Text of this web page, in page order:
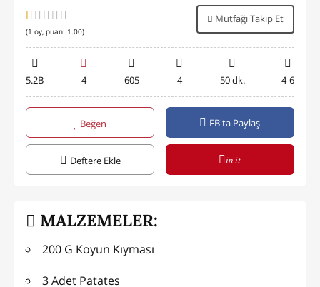
(1 oy, puan: 1.00)
Mutfağı Takip Et
5.2B 4 605 4 50 dk. 4-6
Beğen FB'ta Paylaş
Deftere Ekle in it
MALZEMELER:
200 G Koyun Kıyması
3 Adet Patates